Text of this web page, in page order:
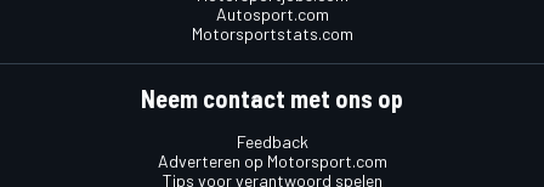
Autosport.com
Motorsportstats.com
Neem contact met ons op
Feedback
Adverteren op Motorsport.com
Tips voor verantwoord spelen